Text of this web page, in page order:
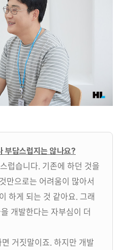
부담스럽지는 않나요?
럽습니다. 기존에 하던 것을
만으로는 어려움이 많아서
하게 되는 것 같아요. 그래
개발한다는 자부심이 더
거짓말이죠. 하지만 개발